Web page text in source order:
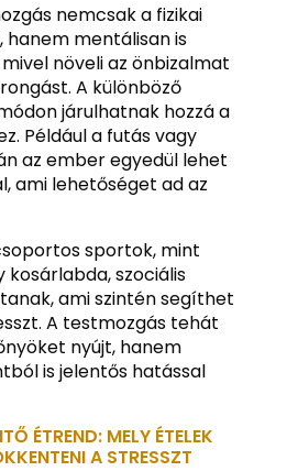
nemcsak a fizikai
hanem mentálisan is
növeli az önbizalmat
A különböző
járulhatnak hozzá a
Például a futás vagy
az ember egyedül lehet
ami lehetőséget ad az
sportok, mint
kosárlabda, szociális
ami szintén segíthet
A testmozgás tehát
nyújt, hanem
is jelentős hatással
ÉTREND: MELY ÉTELEK
A STRESSZT